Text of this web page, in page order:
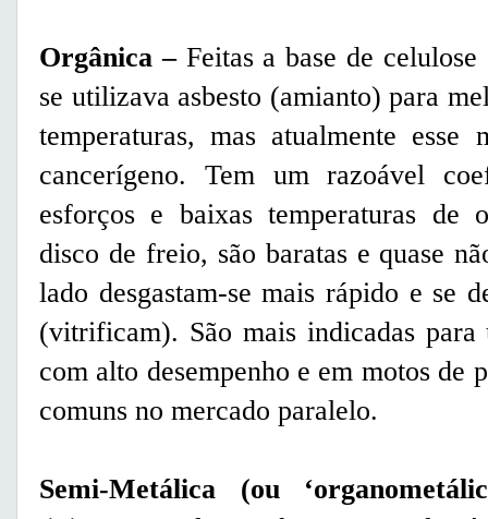
Orgânica – Feitas a base de
se utilizava asbesto (amianto) para
temperaturas, mas atualmente
cancerígeno. Tem um razoável
esforços e baixas temperaturas de
disco de freio, são baratas e quase
lado desgastam-se mais rápido e se
(vitrificam). São mais indicadas para
com alto desempenho e em motos de
comuns no mercado paralelo.
Semi-Metálica (ou